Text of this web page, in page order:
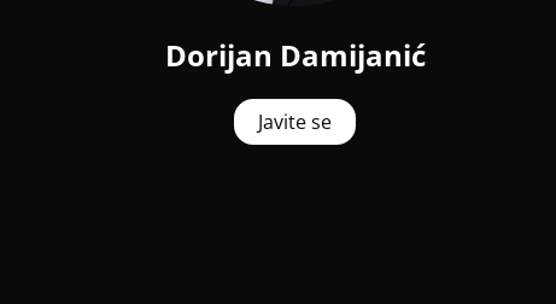
Dorijan Damijanić
Javite se